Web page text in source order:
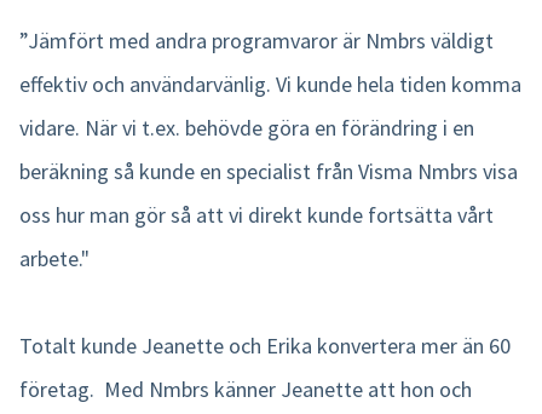
”Jämfört med andra programvaror är Nmbrs väldigt
effektiv och användarvänlig. Vi kunde hela tiden komma
vidare. När vi t.ex. behövde göra en förändring i en
beräkning så kunde en specialist från Visma Nmbrs visa
oss hur man gör så att vi direkt kunde fortsätta vårt
arbete."
Totalt kunde Jeanette och Erika konvertera mer än 60
företag. Med Nmbrs känner Jeanette att hon och